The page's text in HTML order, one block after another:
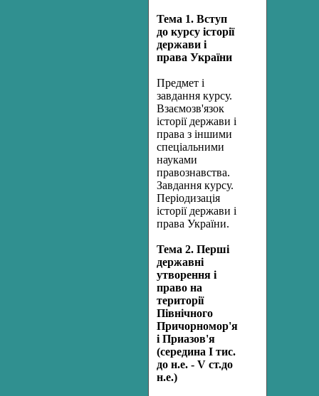
Тема 1. Вступ
до курсу історії
держави і
права України
Предмет і
завдання курсу.
Взаємозв'язок
історії держави і
права з іншими
спеціальними
науками
правознавства.
Завдання курсу.
Періодизація
історії держави і
права України.
Тема 2. Перші
державні
утворення і
право на
території
Північного
Причорномор'я
і Приазов'я
(середина І тис.
до н.е. - V ст.до
н.е.)